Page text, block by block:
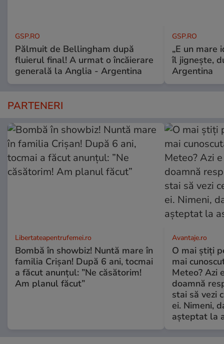
GSP.RO
Pălmuit de Bellingham după
fluierul final! A urmat o încăierare
generală la Anglia - Argentina
GSP.RO
„E un mare
îl jignește,
Argentina
PARTENERI
Libertateapentrufemei.ro
Bombă în showbiz! Nuntă mare în
familia Crișan! După 6 ani, tocmai
a făcut anunțul: ”Ne căsătorim!
Am planul făcut”
Avantaje.ro
O mai știți
mai
Meteo? Azi
doamnă
stai să vezi
ei. Nimeni,
așteptat la